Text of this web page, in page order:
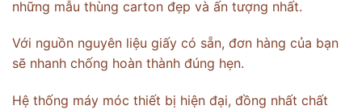
những mẫu thùng carton đẹp và ấn tượng nhất.
Với nguồn nguyên liệu giấy có sẵn, đơn hàng của bạn
sẽ nhanh chống hoàn thành đúng hẹn.
Hệ thống máy móc thiết bị hiện đại, đồng nhất chất